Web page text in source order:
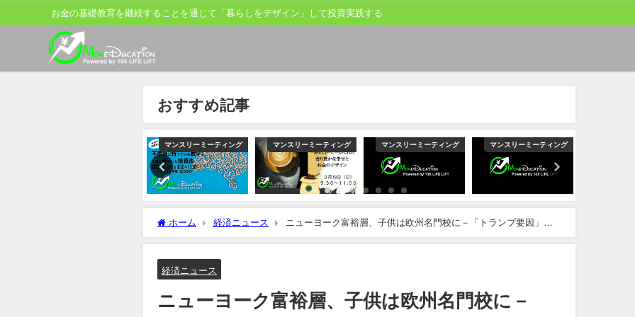
お金の基礎教育を継続することを通じて「暮らしをデザイン」して投資実践する
おすすめ記事
マンスリーミーティング マンスリーミーティング マンスリーミーティング マンスリーミーティング マンスリーミーティング
ホーム 経済ニュース
ニューヨーク富裕層、子供は欧州名門校に－「トランプ要因」で
脱米国
経済ニュース
ニューヨーク富裕層、子供は欧州名門校に－